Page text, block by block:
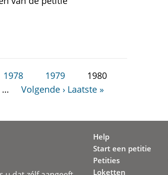
1978 1979
1980
… Volgende › Laatste »
Help
Start een petitie
Petities
Loketten